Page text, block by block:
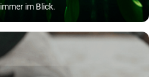
immer im Blick.